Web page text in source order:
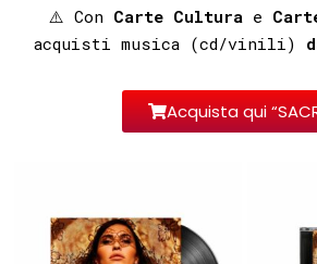
⚠️ Con Carte Cultura e
acquisti musica (cd/vinili)
Acquista qui